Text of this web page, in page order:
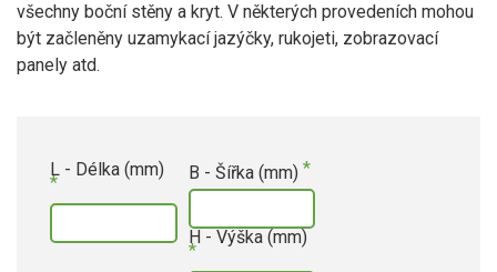
všechny boční stěny a kryt. V některých provedeních mohou
být začleněny uzamykací jazýčky, rukojeti, zobrazovací
panely atd.
L - Délka (mm) B - Šířka (mm)
H - Výška (mm)